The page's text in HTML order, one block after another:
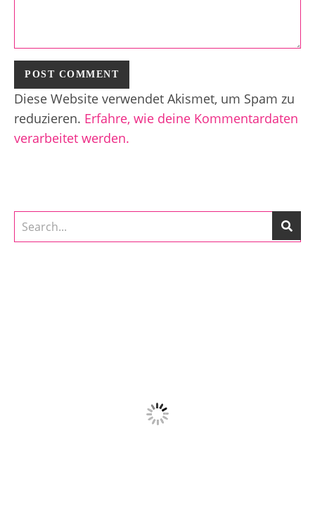
Diese Website verwendet Akismet, um Spam zu
reduzieren. Erfahre, wie deine Kommentardaten
verarbeitet werden.